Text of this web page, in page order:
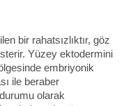
bir rahatsızlıktır, göz
Yüzey ektodermini
embriyonik
ile beraber
olarak